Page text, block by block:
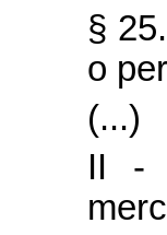
§
o
(...)
II -